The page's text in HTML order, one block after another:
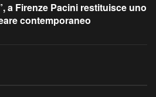
a Firenze Pacini restituisce uno
contemporaneo